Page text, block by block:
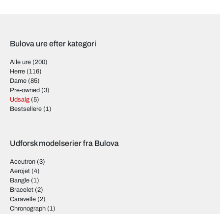
Bulova ure efter kategori
Alle ure (200)
Herre (116)
Dame (85)
Pre-owned (3)
Udsalg (5)
Bestsellere (1)
Udforsk modelserier fra Bulova
Accutron (3)
Aerojet (4)
Bangle (1)
Bracelet (2)
Caravelle (2)
Chronograph (1)